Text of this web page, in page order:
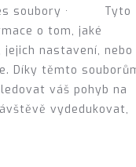
soubory · Tyto
o tom, jaké
nastavení, nebo
Díky těmto
váš pohyb na
vydedukovat,